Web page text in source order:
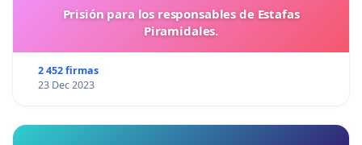
Prisión para los responsables de Estafas
Piramidales.
2 452 firmas
23 Dec 2023